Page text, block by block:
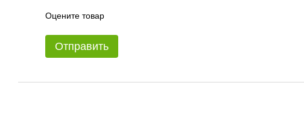
Оцените товар
Отправить